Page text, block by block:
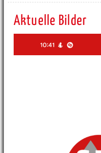
Aktuelle Bilder